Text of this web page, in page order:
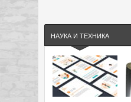
НАУКА И ТЕХНИКА